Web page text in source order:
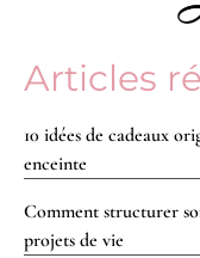
Articles
10 idées de cadeaux
enceinte
Comment structurer
projets de vie